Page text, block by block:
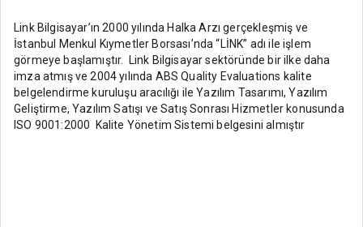
Link Bilgisayar’ın 2000 yılında Halka Arzı gerçekleşmiş ve
İstanbul Menkul Kıymetler Borsası’nda “LİNK” adı ile işlem
görmeye başlamıştır. Link Bilgisayar sektöründe bir ilke daha
imza atmış ve 2004 yılında ABS Quality Evaluations kalite
belgelendirme kuruluşu aracılığı ile Yazılım Tasarımı, Yazılım
Geliştirme, Yazılım Satışı ve Satış Sonrası Hizmetler konusunda
ISO 9001:2000 Kalite Yönetim Sistemi belgesini almıştır